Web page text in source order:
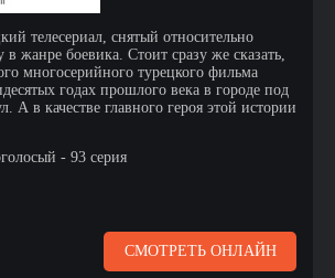
телесериал, снятый относительно
в жанре боевика. Стоит сразу же сказать,
многосерийного турецкого фильма
годах прошлого века в городе под
А в качестве главного героя этой истории
- 93 серия
СМОТРЕТЬ ОНЛАЙН